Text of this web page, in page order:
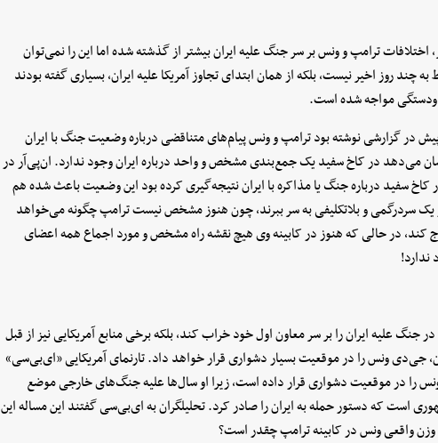
اختلافات ترامپ و ونس بر سر جنگ علیه ایران بیشتر از گذشته شده اما این را نمی‌توان
چند روز اخیر نیست، بلکه از همان ابتدای تجاوز آمریکا علیه ایران، بسیاری گفته‌ بودند
دودستگی مواجه شده است.
آمریکایی ان‌پی‌آر نیز ۲ هفته پیش در گزارشی نوشته بود ترامپ و ونس پیام‌های متناقضی درباره وضعیت جنگ با ایران
می‌دهد در کاخ سفید یک جمع‌بندی مشخص و واحد درباره ایران وجود ندارد. ان‌پی‌آر در
سفید درباره جنگ یا مذاکره با ایران نتیجه‌گیری کرده بود این وضعیت باعث شده هم
یک سردرگمی و بلاتکلیفی به سر ببرند، چون هنوز مشخص نیست ترامپ چگونه می‌خواهد
کند، در حالی که هنوز در کابینه وی هیچ نقشه راه مشخص و مورد اجماع همه اعضای
ندارد!
جنگ علیه ایران را بر سر معاون اول خود خراب کند، بلکه برخی منابع آمریکایی نیز از قبل
جی‌دی ونس را در موقعیت بسیار دشواری قرار خواهد داد. تارنمای آمریکایی «ای‌بی‌سی»
را در موقعیت دشواری قرار داده است، زیرا او سال‌ها علیه جنگ‌های خارجی موضع
است که دستور حمله به ایران را صادر کرد. تحلیلگران به ای‌بی‌سی گفتند این مساله این
وزن واقعی ونس در کابینه ترامپ چقدر است؟